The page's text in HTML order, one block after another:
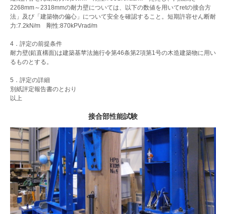
2268mm～2318mmの耐力壁については、以下の数値を用いてretの接合方
法」及び「建築物の偏心」について安全を確認すること。短期許容せん断耐
力:7.2kN/m 剛性:870kPVrad/m
4 ． 評定の前提条件
耐力壁(鉛直構面)は建築基苹法施行令第46条第2項第1号の木造建築物に用い
るものとする。
5 ． 評定の詳細
別紙評定報告書のとおり
以上
接合部性能試験